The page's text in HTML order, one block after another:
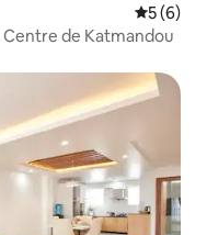
Note
5 (6)
de Katmandou